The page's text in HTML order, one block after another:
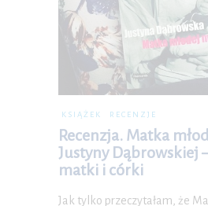
KSIĄŻEK RECENZJE
Recenzja. Matka
Justyny Dąbrowskiej
matki i córki
Jak tylko przeczytałam, że